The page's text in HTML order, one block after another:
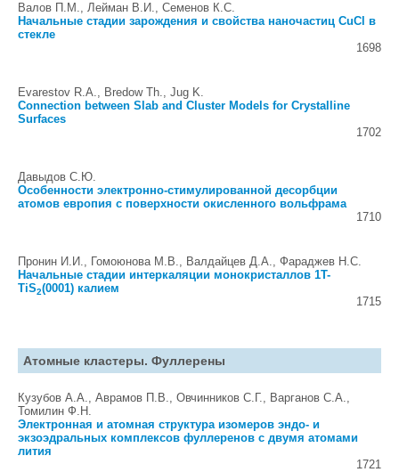
Валов П.М., Лейман В.И., Семенов К.С.
Начальные стадии зарождения и свойства наночастиц CuCl в
стекле
1698
Evarestov R.A., Bredow Th., Jug K.
Connection between Slab and Cluster Models for Crystalline
Surfaces
1702
Давыдов С.Ю.
Особенности электронно-стимулированной десорбции
атомов европия с поверхности окисленного вольфрама
1710
Пронин И.И., Гомоюнова М.В., Валдайцев Д.А., Фараджев Н.С.
Начальные стадии интеркаляции монокристаллов 1T-
TiS2(0001) калием
1715
Атомные кластеры. Фуллерены
Кузубов А.А., Аврамов П.В., Овчинников С.Г., Варганов С.А.,
Томилин Ф.Н.
Электронная и атомная структура изомеров эндо- и
экзоэдральных комплексов фуллеренов с двумя атомами
лития
1721